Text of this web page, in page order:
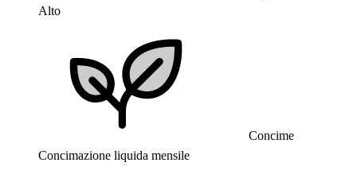
Alto
Concime
Concimazione liquida mensile